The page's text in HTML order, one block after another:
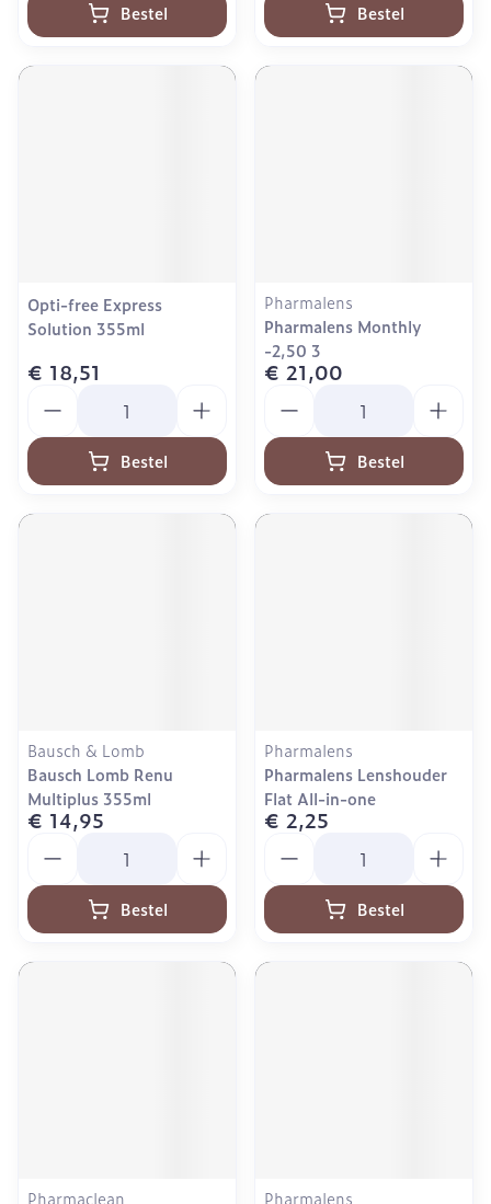
Bestel Bestel
Opti-free Express
Solution 355ml
€ 18,51
Bestel
Pharmalens
Pharmalens Monthly
-2,50 3
€ 21,00
Bestel
Bausch & Lomb
Bausch Lomb Renu
Multiplus 355ml
€ 14,95
Bestel
Pharmalens
Pharmalens Lenshouder
Flat All-in-one
€ 2,25
Bestel
Pharmaclean Pharmalens